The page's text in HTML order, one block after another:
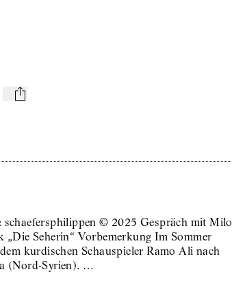
mail
schaefersphilippen © 2025 Gespräch mit Milo
„Die Seherin“ Vorbemerkung Im Sommer
kurdischen Schauspieler Ramo Ali nach
(Nord-Syrien). …